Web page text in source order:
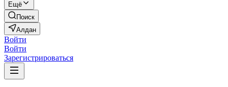
Ещё
Поиск
Алдан
Войти
Войти
Зарегистрироваться